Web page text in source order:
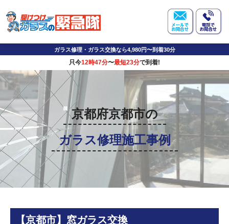
ガラス修理・ガラス交換なら4,980円〜到着30分
只今12時47分〜最短23分で到着!
京都府京都市の
ガラス修理施工事例
【京都市】窓ガラス交換